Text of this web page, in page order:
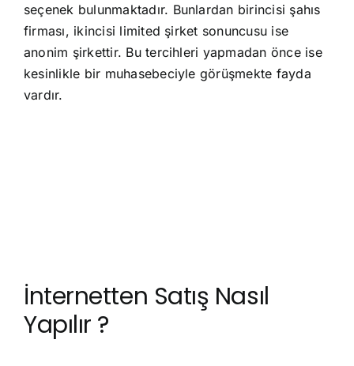
seçenek bulunmaktadır. Bunlardan birincisi şahıs
firması, ikincisi limited şirket sonuncusu ise
anonim şirkettir. Bu tercihleri yapmadan önce ise
kesinlikle bir muhasebeciyle görüşmekte fayda
vardır.
İnternetten Satış Nasıl
Yapılır ?